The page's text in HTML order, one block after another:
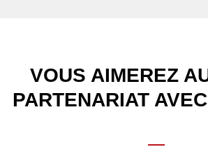
VOUS AIMEREZ
PARTENARIAT